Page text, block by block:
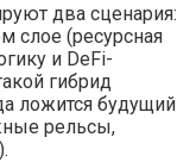
два сценария:
слое (ресурсная
и DeFi-
гибрид
ложится будущий
рельсы,